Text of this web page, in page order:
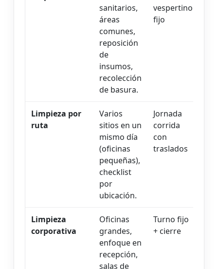
sanitarios,
áreas
comunes,
reposición
de
insumos,
recolección
de basura.
vespertino
fijo
Limpieza por
ruta
Varios
sitios en un
mismo día
(oficinas
pequeñas),
checklist
por
ubicación.
Jornada
corrida
con
traslados
Limpieza
corporativa
Oficinas
grandes,
enfoque en
recepción,
salas de
Turno fijo
+ cierre